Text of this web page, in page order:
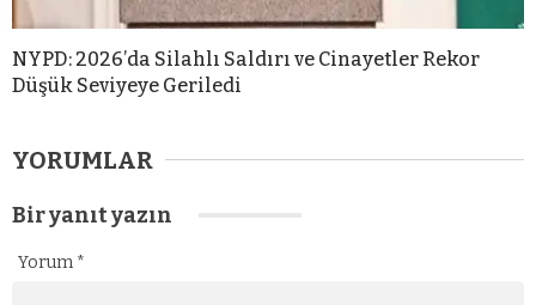
NYPD: 2026’da Silahlı Saldırı ve Cinayetler Rekor
Düşük Seviyeye Geriledi
YORUMLAR
Bir yanıt yazın
Yorum *